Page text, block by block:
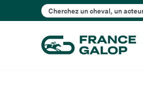
Rechercher